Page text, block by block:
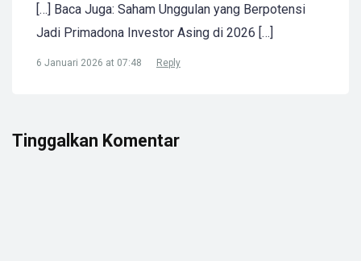
[…] Baca Juga: Saham Unggulan yang Berpotensi
Jadi Primadona Investor Asing di 2026 […]
6 Januari 2026 at 07:48 Reply
Tinggalkan Komentar